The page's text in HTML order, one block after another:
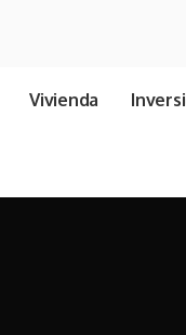
Vivienda